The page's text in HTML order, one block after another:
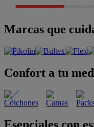
Marcas que
Confort a tu
Esenciales con